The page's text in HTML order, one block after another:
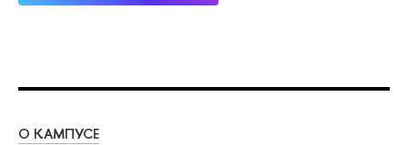
О КАМПУСЕ